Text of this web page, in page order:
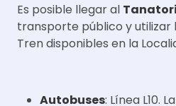
Es posible llegar al
transporte público y utilizar
Tren disponibles en la
Autobuses: Línea L10.